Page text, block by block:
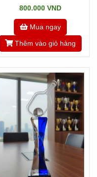
800.000 VND
Mua ngay
Thêm vào giỏ hàng